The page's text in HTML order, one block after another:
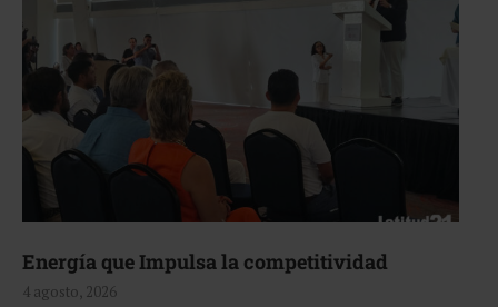
Energía que Impulsa la competitividad
4 agosto, 2026